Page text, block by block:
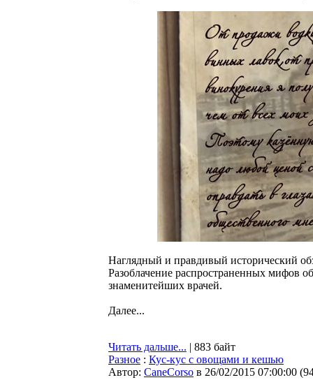
Наглядный и правдивый исторический
Разоблачение распространенных мифов
знаменитейших врачей.
Далее...
Читать дальше... | 883 байт
Разное : Кус-кус с овощами и кешью
Автор: CaneCorso в 26/02/2015 07:00:00 (